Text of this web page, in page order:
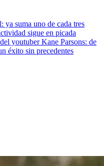
ya suma uno de cada tres
sigue en picada
youtuber Kane Parsons: de
éxito sin precedentes